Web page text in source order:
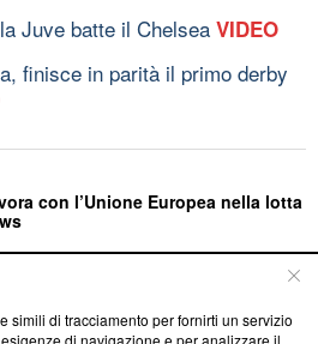
Juve batte il Chelsea VIDEO
finisce in parità il primo derby
con l’Unione Europea nella lotta
simili di tracciamento per fornirti un servizio
di navigazione e per analizzare il